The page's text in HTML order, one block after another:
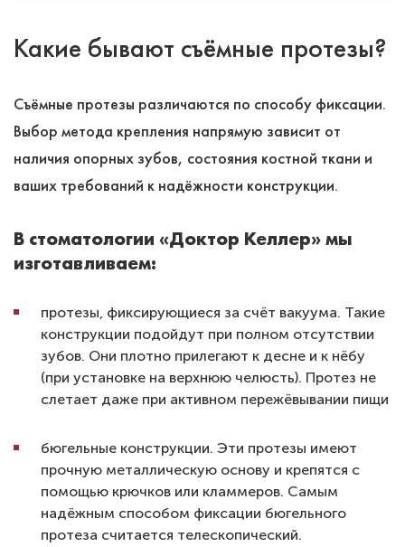
Какие бывают съёмные протезы?
Съёмные протезы различаются по способу фиксации.
Выбор метода крепления напрямую зависит от
наличия опорных зубов, состояния костной ткани и
ваших требований к надёжности конструкции.
В стоматологии «Доктор Келлер» мы
изготавливаем:
протезы, фиксирующиеся за счёт вакуума. Такие
конструкции подойдут при полном отсутствии
зубов. Они плотно прилегают к десне и к нёбу
(при установке на верхнюю челюсть). Протез не
слетает даже при активном пережёвывании пищи
бюгельные конструкции. Эти протезы имеют
прочную металлическую основу и крепятся с
помощью крючков или кламмеров. Самым
надёжным способом фиксации бюгельного
протеза считается телескопический.